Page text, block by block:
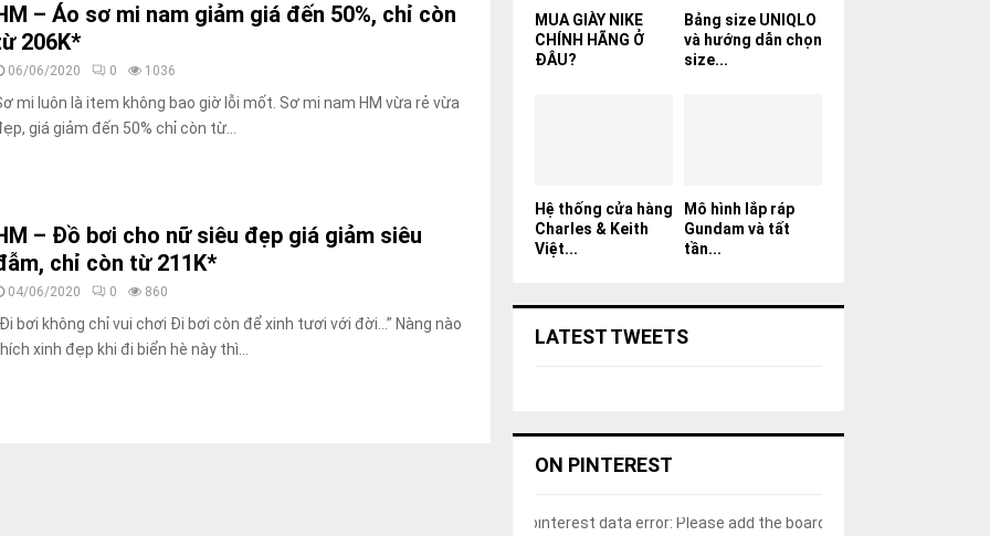
– Áo sơ mi nam giảm giá đến 50%, chỉ còn
206K*
06/06/2020 0 1036
mi luôn là item không bao giờ lỗi mốt. Sơ mi nam HM vừa rẻ vừa
giá giảm đến 50% chỉ còn từ...
– Đồ bơi cho nữ siêu đẹp giá giảm siêu
chỉ còn từ 211K*
04/06/2020 0 860
bơi không chỉ vui chơi Đi bơi còn để xinh tươi với đời…” Nàng nào
xinh đẹp khi đi biển hè này thì...
MUA GIÀY NIKE
CHÍNH HÃNG Ở
ĐÂU?
Bảng size UNIQLO
và hướng dẫn chọn
size...
Hệ thống cửa hàng
Charles & Keith
Việt...
Mô hình lắp ráp
Gundam và tất
tần...
LATEST TWEETS
ON PINTEREST
pinterest data error: Please add the board